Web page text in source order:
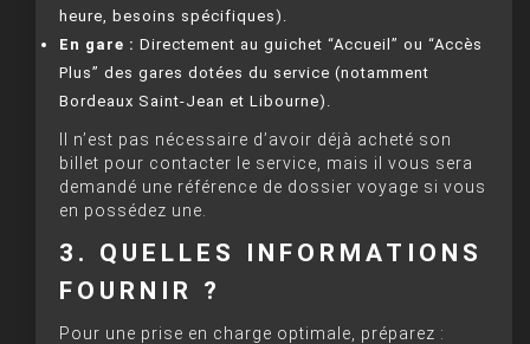
heure, besoins spécifiques).
En gare : Directement au guichet “Accueil” ou “Accès
Plus” des gares dotées du service (notamment
Bordeaux Saint-Jean et Libourne).
Il n’est pas nécessaire d’avoir déjà acheté son
billet pour contacter le service, mais il vous sera
demandé une référence de dossier voyage si vous
en possédez une.
3. QUELLES INFORMATIONS
FOURNIR ?
Pour une prise en charge optimale, préparez :